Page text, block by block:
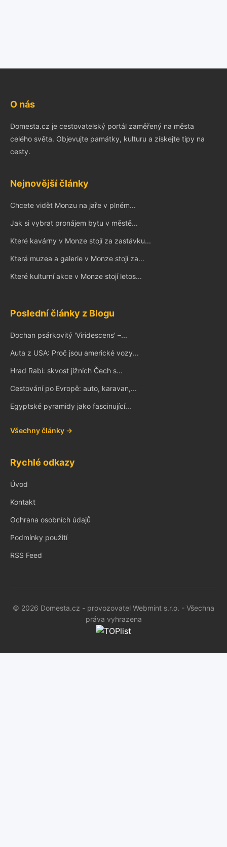
O nás
Domesta.cz je cestovatelský portál zaměřený na města
celého světa. Objevujte památky, kulturu a získejte tipy na
cesty.
Nejnovější články
Chcete vidět Monzu na jaře v plném...
Jak si vybrat pronájem bytu v městě...
Které kavárny v Monze stojí za zastávku...
Která muzea a galerie v Monze stojí za...
Které kulturní akce v Monze stojí letos...
Poslední články z Blogu
Dochan psárkovitý 'Viridescens' –...
Auta z USA: Proč jsou americké vozy...
Hrad Rabí: skvost jižních Čech s...
Cestování po Evropě: auto, karavan,...
Egyptské pyramidy jako fascinující...
Všechny články →
Rychlé odkazy
Úvod
Kontakt
Ochrana osobních údajů
Podmínky použití
RSS Feed
© 2026 Domesta.cz - provozovatel Webmint s.r.o. - Všechna
práva vyhrazena